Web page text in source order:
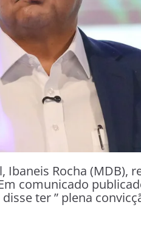
Ibaneis Rocha (MDB),
comunicado
ter ” plena